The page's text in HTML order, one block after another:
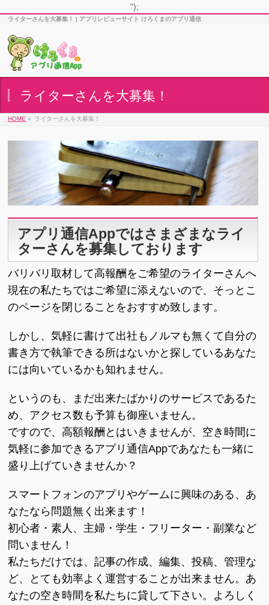
");
ライターさんを大募集！ | アプリレビューサイト けろくまのアプリ通信
ライターさんを大募集！
HOME » ライターさんを大募集！
アプリ通信Appではさまざまなライ
ターさんを募集しております
バリバリ取材して高報酬をご希望のライターさんへ
現在の私たちではご希望に添えないので、そっとこ
のページを閉じることをおすすめ致します。
しかし、気軽に書けて出社もノルマも無くて自分の
書き方で執筆できる所はないかと探しているあなた
には向いているかも知れません。
というのも、まだ出来たばかりのサービスであるた
め、アクセス数も予算も御座いません。
ですので、高額報酬とはいきませんが、空き時間に
気軽に参加できるアプリ通信Appであなたも一緒に
盛り上げていきませんか？
スマートフォンのアプリやゲームに興味のある、あ
なたなら問題無く出来ます！
初心者・素人、主婦・学生・フリーター・副業など
問いません！
私たちだけでは、記事の作成、編集、投稿、管理な
ど、とても効率よく運営することが出来ません。あ
なたの空き時間を私たちに貸して下さい。よろしく